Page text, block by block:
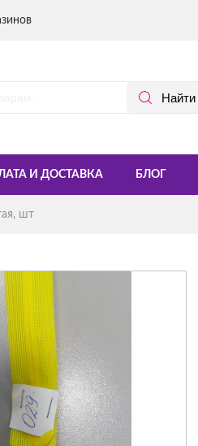
И ДОСТАВКА БЛОГ
шт